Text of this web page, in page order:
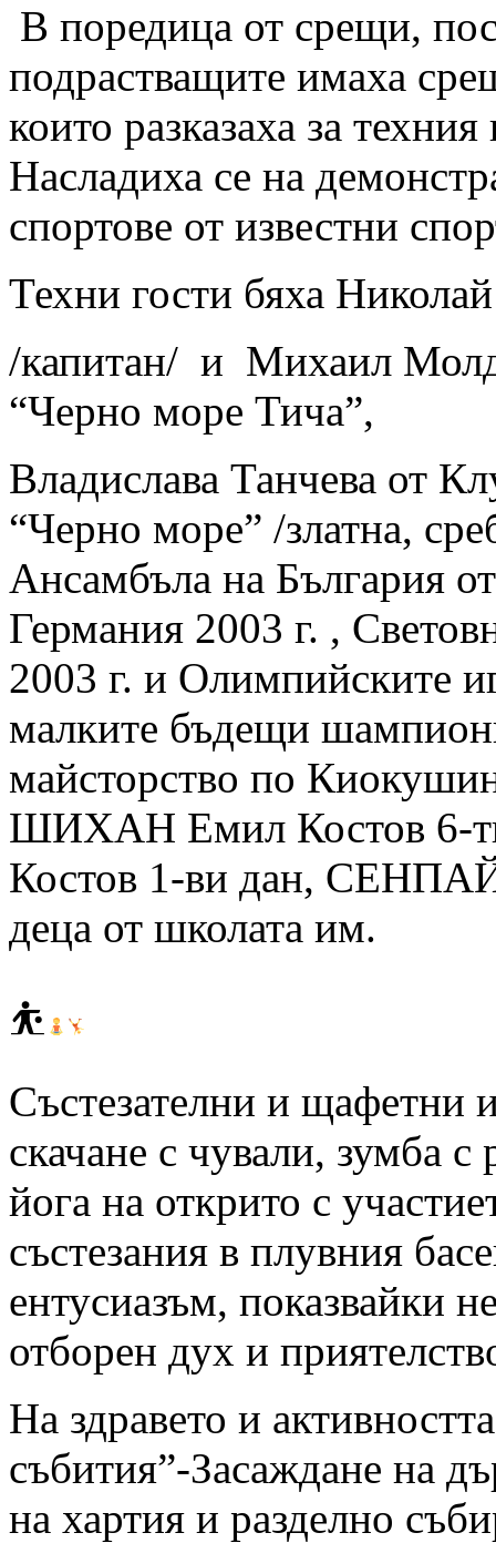
В поредица от срещи,
подрастващите имаха
които разказаха за
Насладиха се на
спортове от известни
Техни гости бяха
/капитан/ и Михаил
“Черно море Тича”,
Владислава Танчева от
“Черно море” /златна,
Ансамбъла на България
Германия 2003 г. ,
2003 г. и Олимпийските
малките бъдещи
майсторство по
ШИХАН Емил Костов 6-
Костов 1-ви дан,
деца от школата им.
⛹
Състезателни и щафетни
скачане с чували, зумба
йога на открито с
състезания в плувния
ентусиазъм, показвайки
отборен дух и
На здравето и
събития”-Засаждане на
на хартия и разделно